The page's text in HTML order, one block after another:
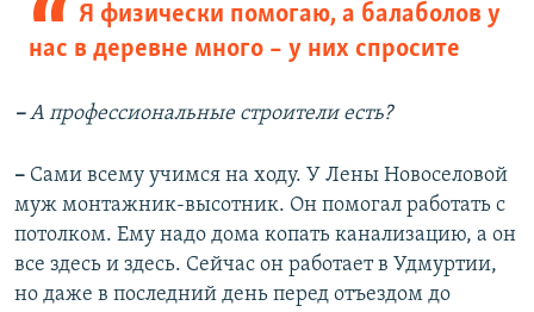
Я физически помогаю, а балаболов у
нас в деревне много – у них спросите
–А профессиональные строители есть?
– Сами всему учимся на ходу. У Лены Новоселовой
муж монтажник-высотник. Он помогал работать с
потолком. Ему надо дома копать канализацию, а он
все здесь и здесь. Сейчас он работает в Удмуртии,
но даже в последний день перед отъездом до